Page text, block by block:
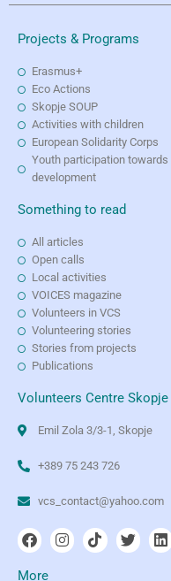
Projects & Programs
Erasmus+
Eco Actions
Skopje SOUP
Activities with children
European Solidarity Corps
Youth participation
development
Something to read
All articles
Open calls
Local activities
VOICES magazine
Volunteers in VCS
Volunteering stories
Stories from projects
Publications
Volunteers Centre Skopje
Emil Zola 3/3-1, Skopje
+389 75 243 726
vcs_contact@yahoo.com
More